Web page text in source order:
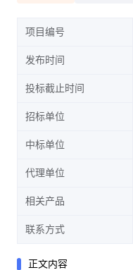
项目编号
发布时间
投标截止时间
招标单位
中标单位
代理单位
相关产品
联系方式
正文内容